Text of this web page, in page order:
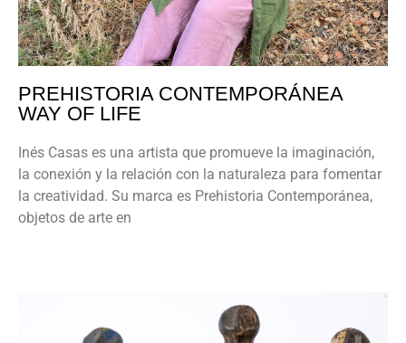
PREHISTORIA CONTEMPORÁNEA
WAY OF LIFE
Inés Casas es una artista que promueve la imaginación,
la conexión y la relación con la naturaleza para fomentar
la creatividad. Su marca es Prehistoria Contemporánea,
objetos de arte en